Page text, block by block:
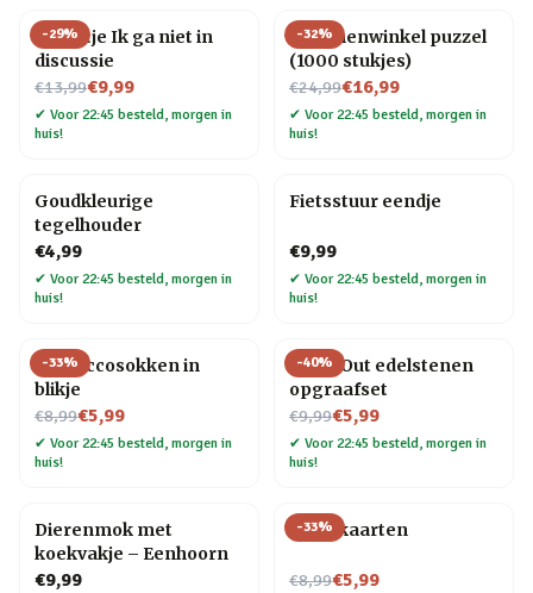
-29%
Tegeltje Ik ga niet in
discussie
€13,99
Nu voor€9,99
✔ Voor 22:45 besteld, morgen in
huis!
-32%
Bloemenwinkel puzzel
(1000 stukjes)
€24,99
Nu voor€16,99
✔ Voor 22:45 besteld, morgen in
huis!
Goudkleurige
tegelhouder
€4,99
✔ Voor 22:45 besteld, morgen in
huis!
Fietsstuur eendje
€9,99
✔ Voor 22:45 besteld, morgen in
huis!
-33%
Proseccosokken in
blikje
€8,99
Nu voor€5,99
✔ Voor 22:45 besteld, morgen in
huis!
-40%
Dig It Out edelstenen
opgraafset
€9,99
Nu voor€5,99
✔ Voor 22:45 besteld, morgen in
huis!
Dierenmok met
koekvakje – Eenhoorn
€9,99
-33%
Tarotkaarten
€8,99
Nu voor€5,99